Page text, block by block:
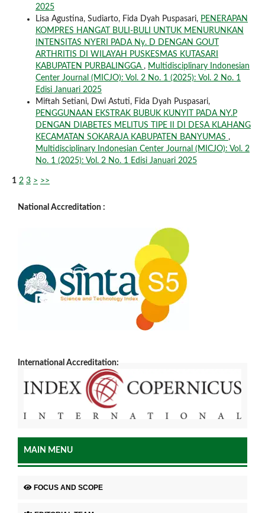
2025
Lisa Agustina, Sudiarto, Fida Dyah Puspasari, PENERAPAN
KOMPRES HANGAT BULI-BULI UNTUK MENURUNKAN
INTENSITAS NYERI PADA Ny. D DENGAN GOUT
ARTHRITIS DI WILAYAH PUSKESMAS KUTASARI
KABUPATEN PURBALINGGA , Multidisciplinary Indonesian
Center Journal (MICJO): Vol. 2 No. 1 (2025): Vol. 2 No. 1
Edisi Januari 2025
Miftah Setiani, Dwi Astuti, Fida Dyah Puspasari,
PENGGUNAAN EKSTRAK BUBUK KUNYIT PADA NY.P
DENGAN DIABETES MELITUS TIPE II DI DESA KLAHANG
KECAMATAN SOKARAJA KABUPATEN BANYUMAS ,
Multidisciplinary Indonesian Center Journal (MICJO): Vol. 2
No. 1 (2025): Vol. 2 No. 1 Edisi Januari 2025
1 2 3 > >>
National Accreditation :
International Accreditation:
MAIN MENU
FOCUS AND SCOPE